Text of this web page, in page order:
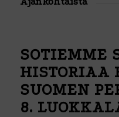
SOTIEMME
HISTORIAA
SUOMEN
8.